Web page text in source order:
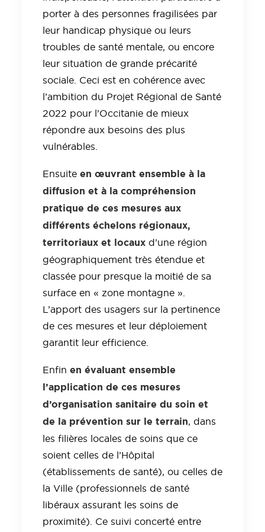
porter à des personnes fragilisées par
leur handicap physique ou leurs
troubles de santé mentale, ou encore
leur situation de grande précarité
sociale. Ceci est en cohérence avec
l’ambition du Projet Régional de Santé
2022 pour l’Occitanie de mieux
répondre aux besoins des plus
vulnérables.
Ensuite en œuvrant ensemble à la
diffusion et à la compréhension
pratique de ces mesures aux
différents échelons régionaux,
territoriaux et locaux d’une région
géographiquement très étendue et
classée pour presque la moitié de sa
surface en « zone montagne ».
L’apport des usagers sur la pertinence
de ces mesures et leur déploiement
garantit leur efficience.
Enfin en évaluant ensemble
l’application de ces mesures
d’organisation sanitaire du soin et
de la prévention sur le terrain, dans
les filières locales de soins que ce
soient celles de l’Hôpital
(établissements de santé), ou celles de
la Ville (professionnels de santé
libéraux assurant les soins de
proximité). Ce suivi concerté entre